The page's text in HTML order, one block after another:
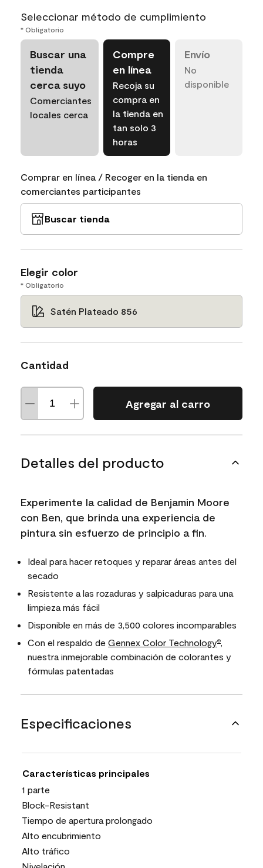
Seleccionar método de cumplimiento
* Obligatorio
Buscar una
tienda
cerca suyo
Comerciantes
locales cerca
Compre
en línea
Recoja su
compra en
la tienda en
tan solo 3
horas
Envío
No
disponible
Comprar en línea / Recoger en la tienda en
comerciantes participantes
Buscar tienda
Elegir color
* Obligatorio
Satén Plateado 856
Cantidad
Agregar al carro
Detalles del producto
Experimente la calidad de Benjamin Moore
con Ben, que brinda una experiencia de
pintura sin esfuerzo de principio a fin.
Ideal para hacer retoques y reparar áreas antes del
secado
Resistente a las rozaduras y salpicaduras para una
limpieza más fácil
Disponible en más de 3,500 colores incomparables
Con el respaldo de Gennex Color Technology®,
nuestra inmejorable combinación de colorantes y
fórmulas patentadas
Especificaciones
Características principales
1 parte
Block-Resistant
Tiempo de apertura prolongado
Alto encubrimiento
Alto tráfico